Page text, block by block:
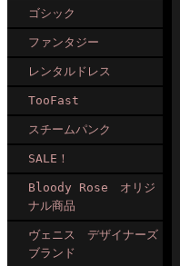
ゴシック
ファンタジー
レンタルドレス
TooFast
スチームパンク
SALE！
Bloody Rose オリジ
ナル商品
ヴェニス デザイナーズ
ブランド